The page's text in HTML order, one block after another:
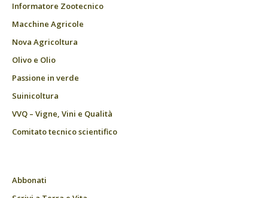
Informatore Zootecnico
Macchine Agricole
Nova Agricoltura
Olivo e Olio
Passione in verde
Suinicoltura
VVQ – Vigne, Vini e Qualità
Comitato tecnico scientifico
Abbonati